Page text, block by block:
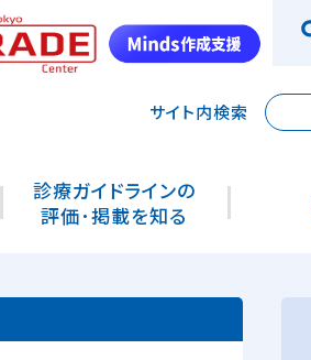
診療ガイドラインの
評価･掲載を知る
サイト内検索